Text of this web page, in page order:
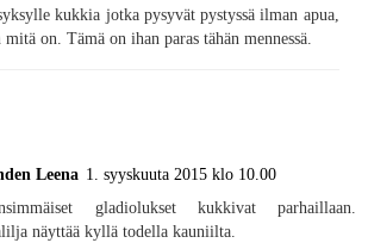
kukkia jotka pysyvät pystyssä ilman apua,
on. Tämä on ihan paras tähän mennessä.
Leena 1. syyskuuta 2015 klo 10.00
gladiolukset kukkivat parhaillaan.
näyttää kyllä todella kauniilta.